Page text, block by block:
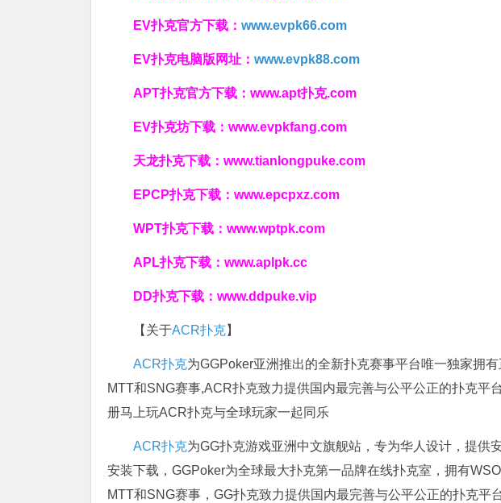
EV扑克官方下载： www.evpk66.com
EV扑克电脑版网址： www.evpk88.com
APT扑克官方下载： www.apt扑克.com
EV扑克坊下载： www.evpkfang.com
天龙扑克下载： www.tianlongpuke.com
EPCP扑克下载： www.epcpxz.com
WPT扑克下载： www.wptpk.com
APL扑克下载： www.aplpk.cc
DD扑克下载： www.ddpuke.vip
【关于ACR扑克】
ACR扑克为GGPoker亚洲推出的全新扑克赛事平台唯一独家拥
MTT和SNG赛事,ACR扑克致力提供国内最完善与公平公正的扑克平
册马上玩ACR扑克与全球玩家一起同乐
ACR扑克为GG扑克游戏亚洲中文旗舰站，专为华人设计，提供
安装下载，GGPoker为全球最大扑克第一品牌在线扑克室，拥有
MTT和SNG赛事，GG扑克致力提供国内最完善与公平公正的扑克平